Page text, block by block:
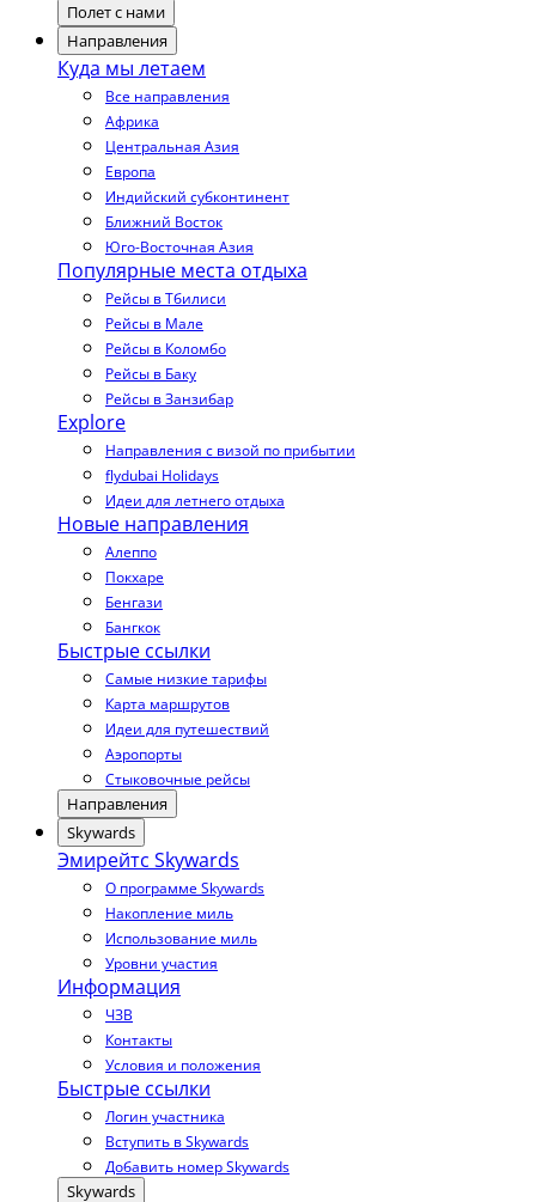
Полет с нами
Направления
Куда мы летаем
Все направления
Африка
Центральная Азия
Европа
Индийский субконтинент
Ближний Восток
Юго-Восточная Азия
Популярные места отдыха
Рейсы в Тбилиси
Рейсы в Мале
Рейсы в Коломбо
Рейсы в Баку
Рейсы в Занзибар
Explore
Направления с визой по прибытии
flydubai Holidays
Идеи для летнего отдыха
Новые направления
Алеппо
Покхаре
Бенгази
Бангкок
Быстрые ссылки
Самые низкие тарифы
Карта маршрутов
Идеи для путешествий
Аэропорты
Стыковочные рейсы
Направления
Skywards
Эмирейтс Skywards
О программе Skywards
Накопление миль
Использование миль
Уровни участия
Информация
ЧЗВ
Контакты
Условия и положения
Быстрые ссылки
Логин участника
Вступить в Skywards
Добавить номер Skywards
Skywards